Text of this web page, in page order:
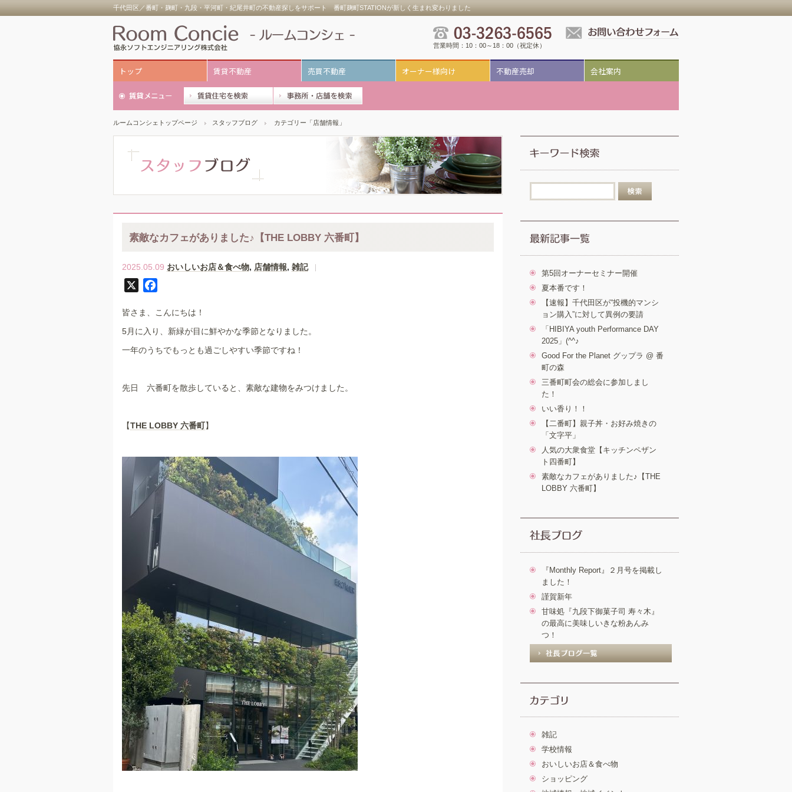
千代田区／番町・麹町・九段・平河町・紀尾井町の不動産探しをサポート 番町麹町STATIONが新しく生まれ変わりました
営業時間：10：00～18：00（祝定休）
トップ 賃貸不動産 売買不動産 オーナー様向け 不動産売却 会社案内
ルームコンシェトップページ スタッフブログ カテゴリー「店舗情報」
素敵なカフェがありました♪【THE LOBBY 六番町】
2025.05.09 おいしいお店＆食べ物, 店舗情報, 雑記
c
e
o
k
皆さま、こんにちは！
5月に入り、新緑が目に鮮やかな季節となりました。
一年のうちでもっとも過ごしやすい季節ですね！
先日 六番町を散歩していると、素敵な建物をみつけました。
【THE LOBBY 六番町】
第5回オーナーセミナー開催
夏本番です！
【速報】千代田区が“投機的マンシ
ョン購入”に対して異例の要請
「HIBIYA youth Performance DAY
2025」(^^♪
Good For the Planet グップラ @ 番
町の森
三番町町会の総会に参加しまし
た！
いい香り！！
【二番町】親子丼・お好み焼きの
「文字平」
人気の大衆食堂【キッチンペザン
ト四番町】
素敵なカフェがありました♪【THE
LOBBY 六番町】
『Monthly Report』２月号を掲載し
ました！
謹賀新年
甘味処『九段下御菓子司 寿々木』
の最高に美味しいきな粉あんみ
つ！
雑記
学校情報
おいしいお店＆食べ物
ショッピング